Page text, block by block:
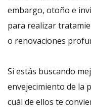
embargo, otoño e
para realizar
o renovaciones
Si estás buscando
envejecimiento de la
cuál de ellos te